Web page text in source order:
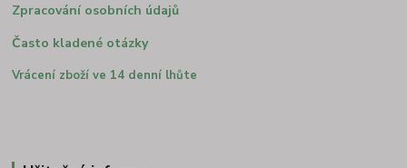
Zpracování osobních údajů
Často kladené otázky
Vrácení zboží ve 14 denní lhůte